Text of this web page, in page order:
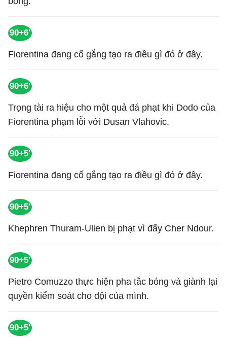
90+6'
Fiorentina đang cố gắng tạo ra điều gì đó ở đây.
90+6'
Trọng tài ra hiệu cho một quả đá phạt khi Dodo của
Fiorentina phạm lỗi với Dusan Vlahovic.
90+5'
Fiorentina đang cố gắng tạo ra điều gì đó ở đây.
90+5'
Khephren Thuram-Ulien bị phạt vì đẩy Cher Ndour.
90+5'
Pietro Comuzzo thực hiện pha tắc bóng và giành lại
quyền kiểm soát cho đội của mình.
90+5'